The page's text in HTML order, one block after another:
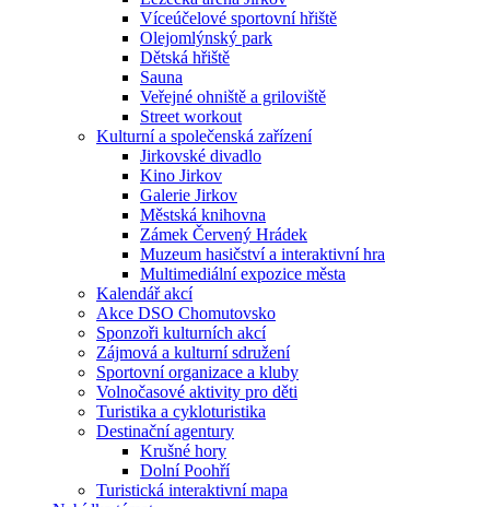
Víceúčelové sportovní hřiště
Olejomlýnský park
Dětská hřiště
Sauna
Veřejné ohniště a griloviště
Street workout
Kulturní a společenská zařízení
Jirkovské divadlo
Kino Jirkov
Galerie Jirkov
Městská knihovna
Zámek Červený Hrádek
Muzeum hasičství a interaktivní hra
Multimediální expozice města
Kalendář akcí
Akce DSO Chomutovsko
Sponzoři kulturních akcí
Zájmová a kulturní sdružení
Sportovní organizace a kluby
Volnočasové aktivity pro děti
Turistika a cykloturistika
Destinační agentury
Krušné hory
Dolní Poohří
Turistická interaktivní mapa